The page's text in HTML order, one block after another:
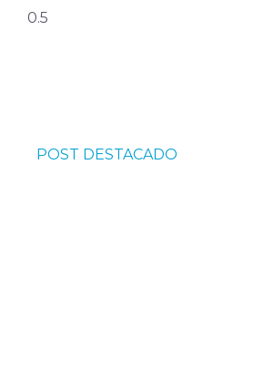
POST DESTACADO